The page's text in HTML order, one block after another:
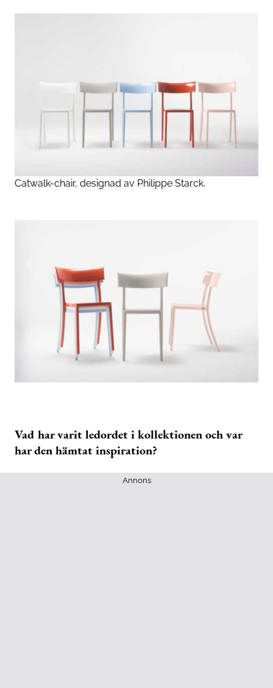
Catwalk-chair, designad av Philippe Starck.
Vad har varit ledordet i kollektionen och var
har den hämtat inspiration?
Annons